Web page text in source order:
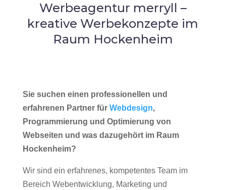
Werbeagentur merryll –
kreative Werbekonzepte im
Raum Hockenheim
Sie suchen einen professionellen und
erfahrenen Partner für Webdesign,
Programmierung und Optimierung von
Webseiten und was dazugehört im Raum
Hockenheim?
Wir sind ein erfahrenes, kompetentes Team im
Bereich Webentwicklung, Marketing und